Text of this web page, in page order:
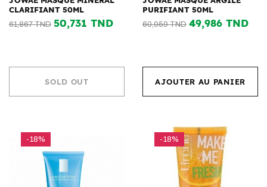
CLARIFIANT 50ML
61,867 TND 50,731 TND
SOLD OUT
PURIFIANT 50ML
60,959 TND 49,986 TND
AJOUTER AU PANIER
-18% -18%